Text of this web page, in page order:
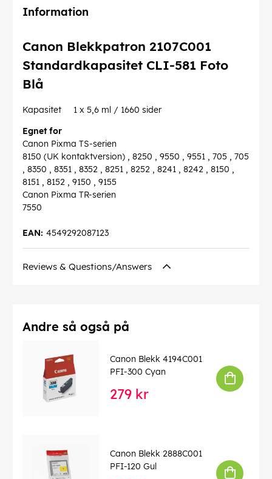
Information
Canon Blekkpatron 2107C001
Standardkapasitet CLI-581 Foto
Blå
Kapasitet 1 x 5,6 ml / 1660 sider
Egnet for
Canon Pixma TS-serien
8150 (UK kontaktversion) , 8250 , 9550 , 9551 , 705 , 705
, 8350 , 8351 , 8352 , 8251 , 8252 , 8241 , 8242 , 8150 ,
8151 , 8152 , 9150 , 9155
Canon Pixma TR-serien
7550
4549292087123
EAN:
Reviews & Questions/Answers
Andre så også på
Canon Blekk 4194C001
PFI-300 Cyan
279 kr
Canon Blekk 2888C001
PFI-120 Gul